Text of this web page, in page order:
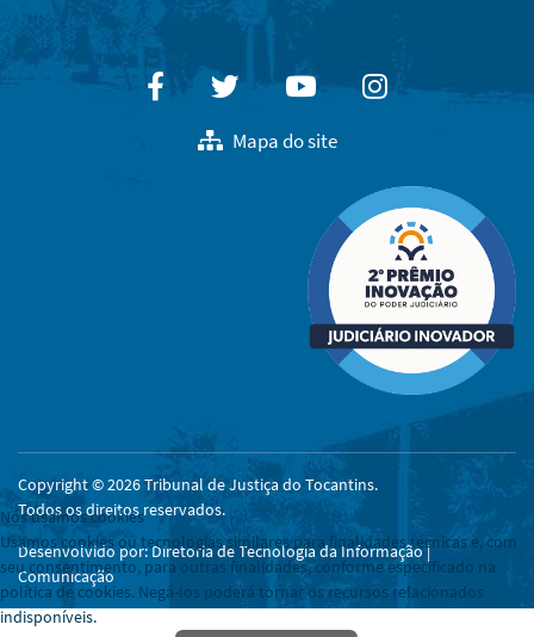
FacebookTwitterYoutubeInstagram
Mapa do site
Copyright © 2026 Tribunal de Justiça do Tocantins.
Todos os direitos reservados.
Desenvolvido por: Diretoria de Tecnologia da Informação |
Comunicação
Nós usamos cookies
Usamos cookies ou tecnologias similares para finalidades técnicas e, com
seu consentimento, para outras finalidades, conforme especificado na
política de cookies. Negá-los poderá tornar os recursos relacionados
indisponíveis.